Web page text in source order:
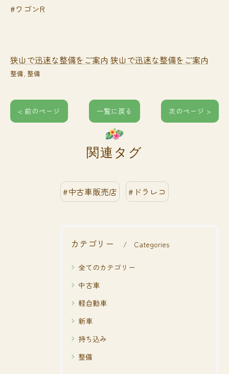
#ワゴンR
狭山で迅速な整備をご案内 狭山で迅速な整備をご案内
整備 整備
< 前のページ 一覧に戻る 次のページ >
関連タグ
#中古車販売店 #ドラレコ
カテゴリー Categories
全てのカテゴリー
中古車
軽自動車
新車
持ち込み
整備